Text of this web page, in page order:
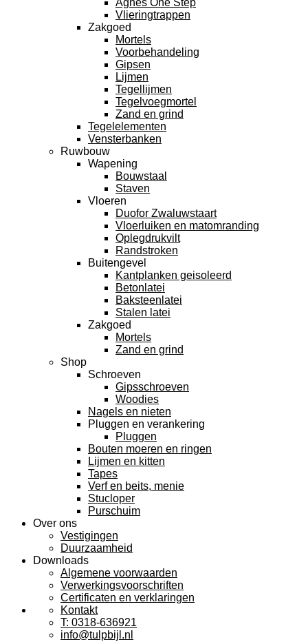
Agnes One Step
Vlieringtrappen
Zakgoed
Mortels
Voorbehandeling
Gipsen
Lijmen
Tegellijmen
Tegelvoegmortel
Zand en grind
Tegelelementen
Vensterbanken
Ruwbouw
Wapening
Bouwstaal
Staven
Vloeren
Duofor Zwaluwstaart
Vloerluiken en matomranding
Oplegdrukvilt
Randstroken
Buitengevel
Kantplanken geisoleerd
Betonlatei
Baksteenlatei
Stalen latei
Zakgoed
Mortels
Zand en grind
Shop
Schroeven
Gipsschroeven
Woodies
Nagels en nieten
Pluggen en verankering
Pluggen
Bouten moeren en ringen
Lijmen en kitten
Tapes
Verf en beits, menie
Stucloper
Purschuim
Over ons
Vestigingen
Duurzaamheid
Downloads
Algemene voorwaarden
Verwerkingsvoorschriften
Certificaten en verklaringen
Kontakt
T: 0318-636921
info@tulpbijl.nl